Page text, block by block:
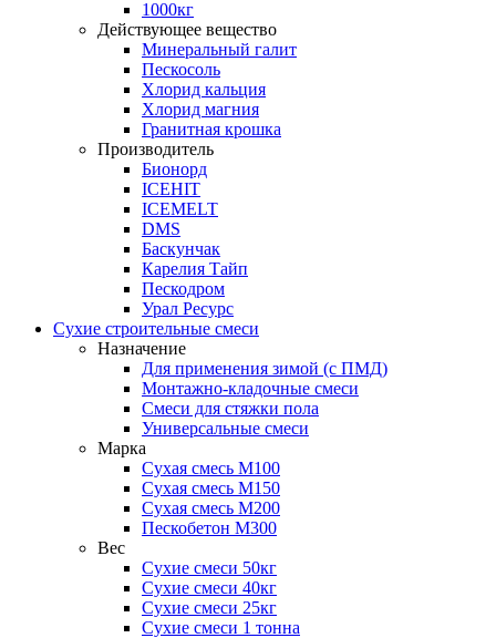
1000кг
Действующее вещество
Минеральный галит
Пескосоль
Хлорид кальция
Хлорид магния
Гранитная крошка
Производитель
Бионорд
ICEHIT
ICEMELT
DMS
Баскунчак
Карелия Тайп
Пескодром
Урал Ресурс
Сухие строительные смеси
Назначение
Для применения зимой (с ПМД)
Монтажно-кладочные смеси
Смеси для стяжки пола
Универсальные смеси
Марка
Сухая смесь М100
Сухая смесь М150
Сухая смесь М200
Пескобетон М300
Вес
Сухие смеси 50кг
Сухие смеси 40кг
Сухие смеси 25кг
Сухие смеси 1 тонна